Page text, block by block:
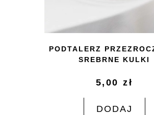
PODTALERZ
SREBRNE KULKI
5,00zł
DODAJ